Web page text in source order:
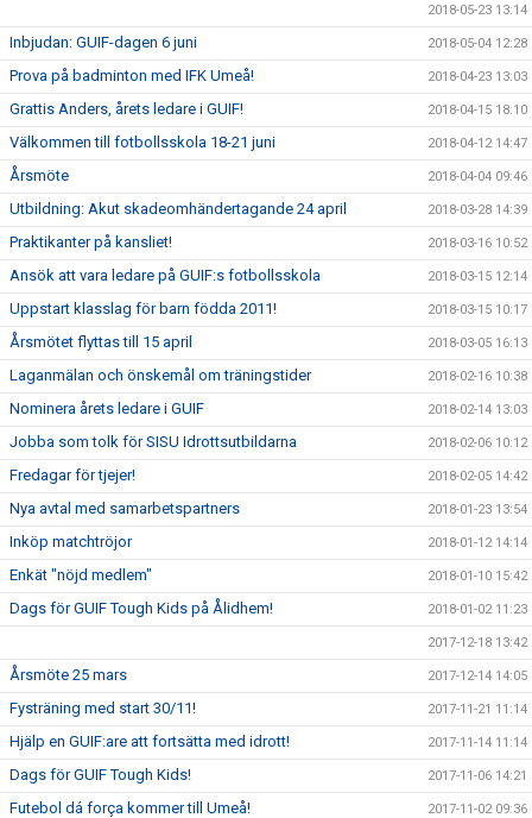
2018-05-23 13:14
Inbjudan: GUIF-dagen 6 juni 2018-05-04 12:28
Prova på badminton med IFK Umeå! 2018-04-23 13:03
Grattis Anders, årets ledare i GUIF! 2018-04-15 18:10
Välkommen till fotbollsskola 18-21 juni 2018-04-12 14:47
Årsmöte 2018-04-04 09:46
Utbildning: Akut skadeomhändertagande 24 april 2018-03-28 14:39
Praktikanter på kansliet! 2018-03-16 10:52
Ansök att vara ledare på GUIF:s fotbollsskola 2018-03-15 12:14
Uppstart klasslag för barn födda 2011! 2018-03-15 10:17
Årsmötet flyttas till 15 april 2018-03-05 16:13
Laganmälan och önskemål om träningstider 2018-02-16 10:38
Nominera årets ledare i GUIF 2018-02-14 13:03
Jobba som tolk för SISU Idrottsutbildarna 2018-02-06 10:12
Fredagar för tjejer! 2018-02-05 14:42
Nya avtal med samarbetspartners 2018-01-23 13:54
Inköp matchtröjor 2018-01-12 14:14
Enkät "nöjd medlem" 2018-01-10 15:42
Dags för GUIF Tough Kids på Ålidhem! 2018-01-02 11:23
2017-12-18 13:42
Årsmöte 25 mars 2017-12-14 14:05
Fysträning med start 30/11! 2017-11-21 11:14
Hjälp en GUIF:are att fortsätta med idrott! 2017-11-14 11:14
Dags för GUIF Tough Kids! 2017-11-06 14:21
Futebol dá força kommer till Umeå! 2017-11-02 09:36